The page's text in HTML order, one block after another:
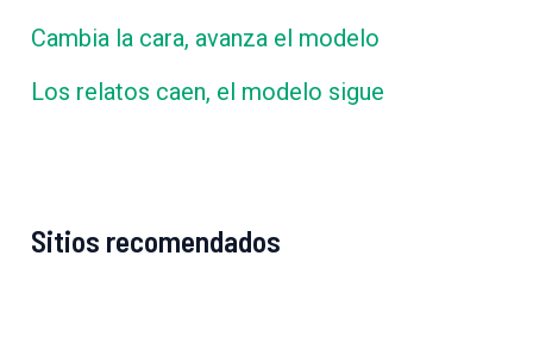
Cambia la cara, avanza el modelo
Los relatos caen, el modelo sigue
Sitios recomendados